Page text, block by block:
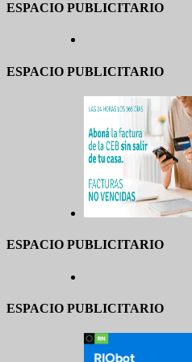
ESPACIO PUBLICITARIO
ESPACIO PUBLICITARIO
ESPACIO PUBLICITARIO
ESPACIO PUBLICITARIO